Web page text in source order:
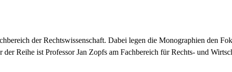
der Rechtswissenschaft. Dabei legen die Monographien den
Reihe ist Professor Jan Zopfs am Fachbereich für Rechts- und